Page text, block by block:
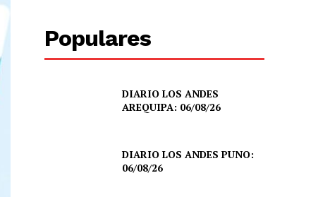
Populares
DIARIO LOS ANDES
AREQUIPA: 06/08/26
DIARIO LOS ANDES PUNO:
06/08/26